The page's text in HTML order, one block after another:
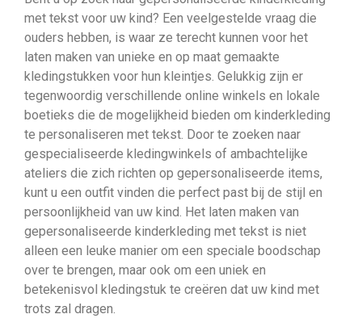
met tekst voor uw kind? Een veelgestelde vraag die
ouders hebben, is waar ze terecht kunnen voor het
laten maken van unieke en op maat gemaakte
kledingstukken voor hun kleintjes. Gelukkig zijn er
tegenwoordig verschillende online winkels en lokale
boetieks die de mogelijkheid bieden om kinderkleding
te personaliseren met tekst. Door te zoeken naar
gespecialiseerde kledingwinkels of ambachtelijke
ateliers die zich richten op gepersonaliseerde items,
kunt u een outfit vinden die perfect past bij de stijl en
persoonlijkheid van uw kind. Het laten maken van
gepersonaliseerde kinderkleding met tekst is niet
alleen een leuke manier om een speciale boodschap
over te brengen, maar ook om een uniek en
betekenisvol kledingstuk te creëren dat uw kind met
trots zal dragen.